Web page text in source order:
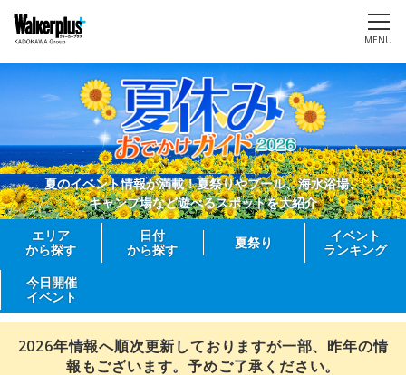
MENU
夏のイベント情報が満載！夏祭りやプール、海水浴場、
キャンプ場など遊べるスポットを大紹介
エリア
から探す
日付
から探す
夏祭り
イベント
ランキング
今日開催
イベント
2026年情報へ順次更新しておりますが一部、昨年の情
報もございます。予めご了承ください。